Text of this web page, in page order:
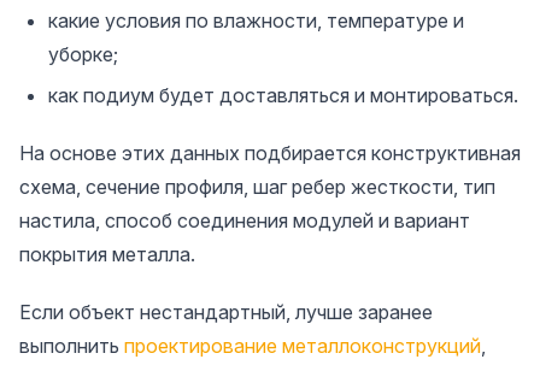
какие условия по влажности, температуре и
уборке;
как подиум будет доставляться и монтироваться.
На основе этих данных подбирается конструктивная
схема, сечение профиля, шаг ребер жесткости, тип
настила, способ соединения модулей и вариант
покрытия металла.
Если объект нестандартный, лучше заранее
выполнить проектирование металлоконструкций